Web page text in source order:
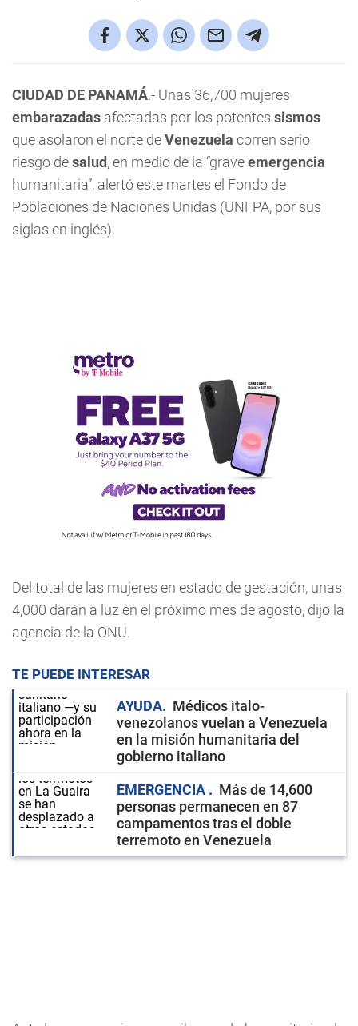
CIUDAD DE PANAMÁ.- Unas 36,700 mujeres
embarazadas afectadas por los potentes sismos
que asolaron el norte deVenezuela corren serio
riesgo desalud, en medio de la “graveemergencia
humanitaria”, alertó este martes el Fondo de
Poblaciones de Naciones Unidas (UNFPA, por sus
siglas en inglés).
Del total de las mujeres en estado de gestación, unas
4,000 darán a luz en el próximo mes de agosto, dijo la
agencia de la ONU.
TE PUEDE INTERESAR
AYUDA
Médicos italo-
venezolanos vuelan a Venezuela
en la misión humanitaria del
gobierno italiano
EMERGENCIA
Más de 14,600
personas permanecen en 87
campamentos tras el doble
terremoto en Venezuela